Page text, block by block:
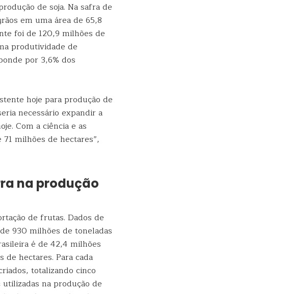
de soja. Na safra de
em uma área de 65,8
foi de 120,9 milhões de
produtividade de
por 3,6% dos
hoje para produção de
necessário expandir a
Com a ciência e as
milhões de hectares”,
na produção
de frutas. Dados de
930 milhões de toneladas
é de 42,4 milhões
hectares. Para cada
totalizando cinco
na produção de